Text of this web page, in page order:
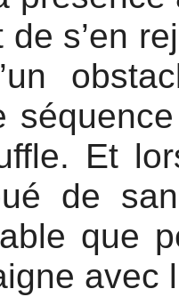
s’en
Et
de
que
avec